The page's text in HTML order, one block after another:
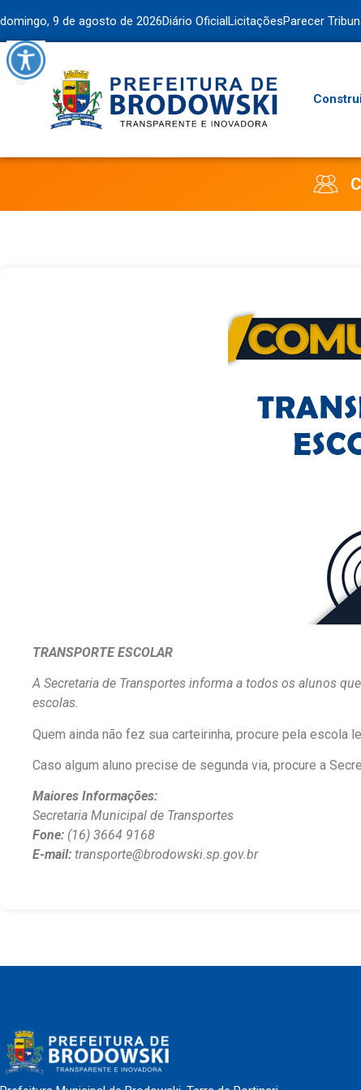
domingo, 9 de agosto de 2026Diário OficialLicitaçõesParecer
TRANSPORTE ESCOLAR
A Secretaria de Transportes informa a todos os alunos
escolas.
Quem ainda não fez sua carteirinha, procure pela
Caso algum aluno precise de segunda via, procure a
Maiores Informações:
Secretaria Municipal de Transportes
Fone: (16) 3664 9168
E-mail: transporte@brodowski.sp.gov.br